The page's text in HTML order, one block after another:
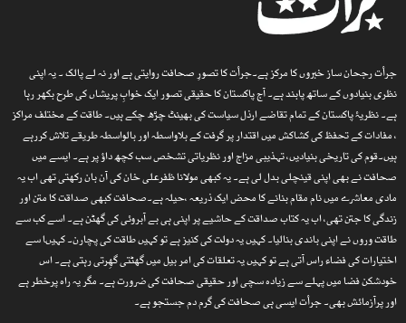
جرأت رجحان ساز خبروں کا مرکز ہے۔جرأت کا تصورِ صحافت روایتی ہے اور نہ لے پالک ۔ یہ اپنی
نظری بنیادوں کے ساتھ پابند ہے۔ آج پاکستان کا حقیقی تصور ایک خوابِ پریشاں کی طرح بکھر رہا
ہے۔ نظریۂ پاکستان کے تمام تقاضے ارذل سیاست کی بھینٹ چڑھ چکے ہیں۔ طاقت کے مختلف مراکز
، مفادات کے تحفظ کی کشاکش میں اقتدار پر گرفت کے بلاواسطہ اور بالواسطہ طریقے تلاش کررہے
ہیں۔قوم کی تاریخی بنیادیں، تہذیبی مزاج اور نظریاتی تشخص سب کچھ داؤ پر ہے۔ ایسے میں
صحافت نے بھی اپنی قینچلی بدل لی ہے۔ یہ کبھی مولانا ظفرعلی خان کی آن بان رکھتی تھی اب یہ
مادی معاشرے میں نام مقام بنانے کا محض ایک ذریعہ ،حیلہ ہے۔صحافت کبھی صداقت کا متن اور
زندگی کا جتن تھی، اب یہ کتاب صداقت کے حاشیے پر اپنی ہی بے آبروئی کی گھٹن ہے۔ اسے کب سے
طاقت وروں نے اپنی باندی بنالیا۔ کہیں یہ دولت کی کنیز ہے تو کہیں طاقت کی پچارن۔ کہیںا سے
اختیارات کی فضاء راس آتی ہے تو کہیں یہ تعلقات کی امر بیل میں گھٹتی گھِرتی رہتی ہے۔ اس
خودشکن فضا میں پہلے سے زیادہ سچی اور حقیقی صحافت کی ضرورت ہے۔ مگر یہ راہ پرخطر ہے
اور پرآزمائش بھی۔ جرأت ایسی ہی صحافت کی گرم دم جستجو ہے۔